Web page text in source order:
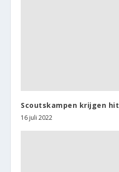
Scoutskampen krijgen
16 juli 2022